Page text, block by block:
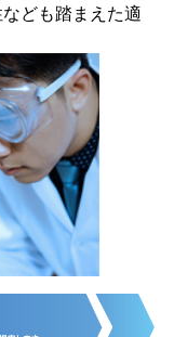
ども踏まえた適